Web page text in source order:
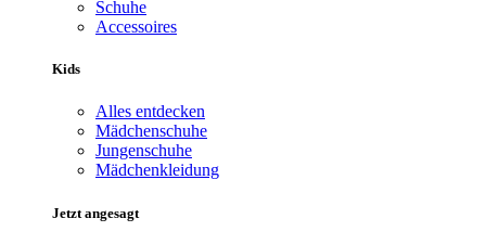
Schuhe
Accessoires
Kids
Alles entdecken
Mädchenschuhe
Jungenschuhe
Mädchenkleidung
Jetzt angesagt